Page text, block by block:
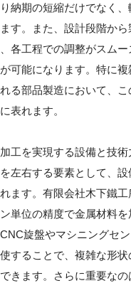
納期の短縮だけでなく、
す。また、設計段階か
各工程での調整がスム
可能になります。特に
る部品製造において、
表れます。
工を実現する設備と技術
左右する要素として、
ます。有限会社木下鐵
単位の精度で金属材料
旋盤やマシニングセ
することで、複雑な形
きます。さらに重要な